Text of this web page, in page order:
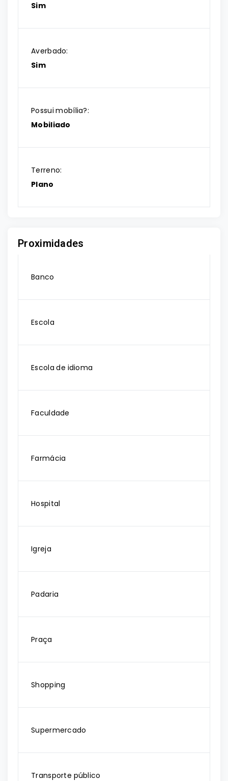
Sim
Averbado:
Sim
Possui mobília?:
Mobiliado
Terreno:
Plano
Proximidades
Banco
Escola
Escola de idioma
Faculdade
Farmácia
Hospital
Igreja
Padaria
Praça
Shopping
Supermercado
Transporte público